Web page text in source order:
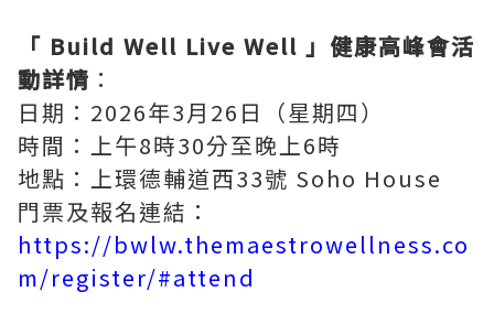
「 Build Well Live Well 」健康高峰會活
動詳情 ：
日期：2026年3月26日（星期四）
時間：上午8時30分至晚上6時
地點：上環德輔道西33號 Soho House
門票及報名連結：
https://bwlw.themaestrowellness.co
m/register/#attend